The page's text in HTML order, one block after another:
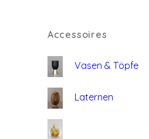
Accessoires
Vasen & Töpfe
Laternen